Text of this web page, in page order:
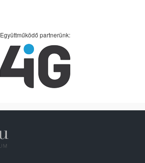
Együttműködő partnerünk: